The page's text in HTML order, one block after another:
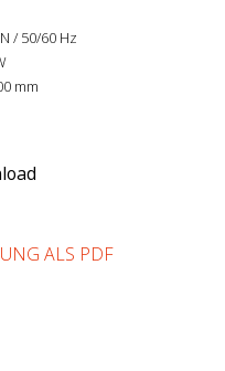
/ 50/60 Hz
mm
ALS PDF